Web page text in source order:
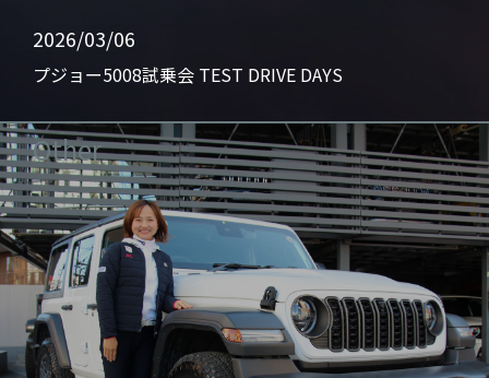
2026/03/06
プジョー5008試乗会 TEST DRIVE DAYS
Other